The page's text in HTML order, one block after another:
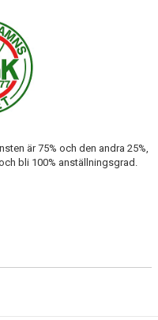
är 75% och den andra 25%,
bli 100% anställningsgrad.